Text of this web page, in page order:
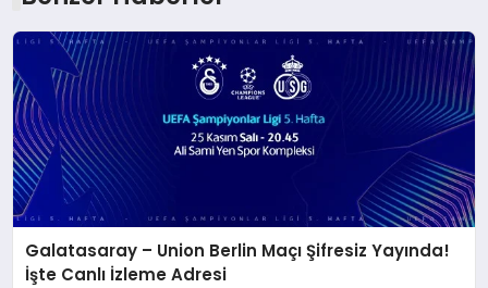
Galatasaray – Union Berlin Maçı Şifresiz Yayında!
İşte Canlı İzleme Adresi